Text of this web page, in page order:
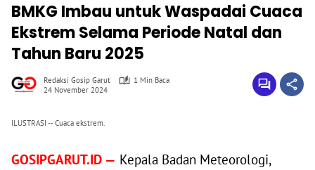
BMKG Imbau untuk Waspadai Cuaca
Ekstrem Selama Periode Natal dan
Tahun Baru 2025
Redaksi Gosip Garut
1 Min Baca
24 November 2024
ILUSTRASI -- Cuaca ekstrem.
GOSIPGARUT.ID — Kepala Badan Meteorologi,